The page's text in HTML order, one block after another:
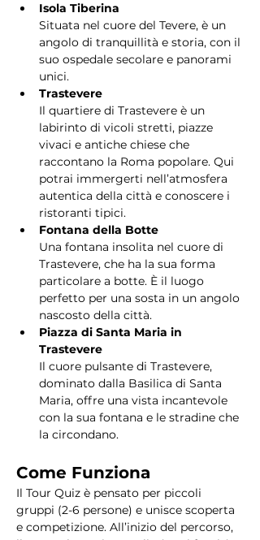
Isola Tiberina
Situata nel cuore del Tevere, è un
angolo di tranquillità e storia, con il
suo ospedale secolare e panorami
unici.
Trastevere
Il quartiere di Trastevere è un
labirinto di vicoli stretti, piazze
vivaci e antiche chiese che
raccontano la Roma popolare. Qui
potrai immergerti nell’atmosfera
autentica della città e conoscere i
ristoranti tipici.
Fontana della Botte
Una fontana insolita nel cuore di
Trastevere, che ha la sua forma
particolare a botte. È il luogo
perfetto per una sosta in un angolo
nascosto della città.
Piazza di Santa Maria in
Trastevere
Il cuore pulsante di Trastevere,
dominato dalla Basilica di Santa
Maria, offre una vista incantevole
con la sua fontana e le stradine che
la circondano.
Come Funziona
Il Tour Quiz è pensato per piccoli
gruppi (2-6 persone) e unisce scoperta
e competizione. All’inizio del percorso,